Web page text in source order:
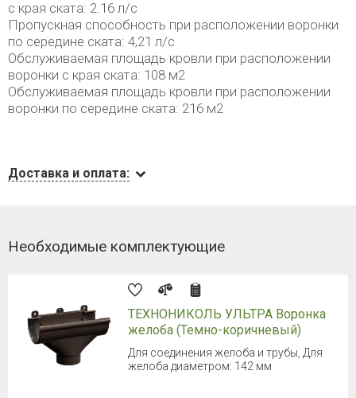
с края ската: 2.16 л/с
Пропускная способность при расположении воронки
по середине ската: 4,21 л/с
Обслуживаемая площадь кровли при расположении
воронки с края ската: 108 м2
Обслуживаемая площадь кровли при расположении
воронки по середине ската: 216 м2
Доставка и оплата:
Необходимые комплектующие
ТЕХНОНИКОЛЬ УЛЬТРА Воронка
желоба (Темно-коричневый)
Для соединения желоба и трубы, Для
желоба диаметром: 142 мм